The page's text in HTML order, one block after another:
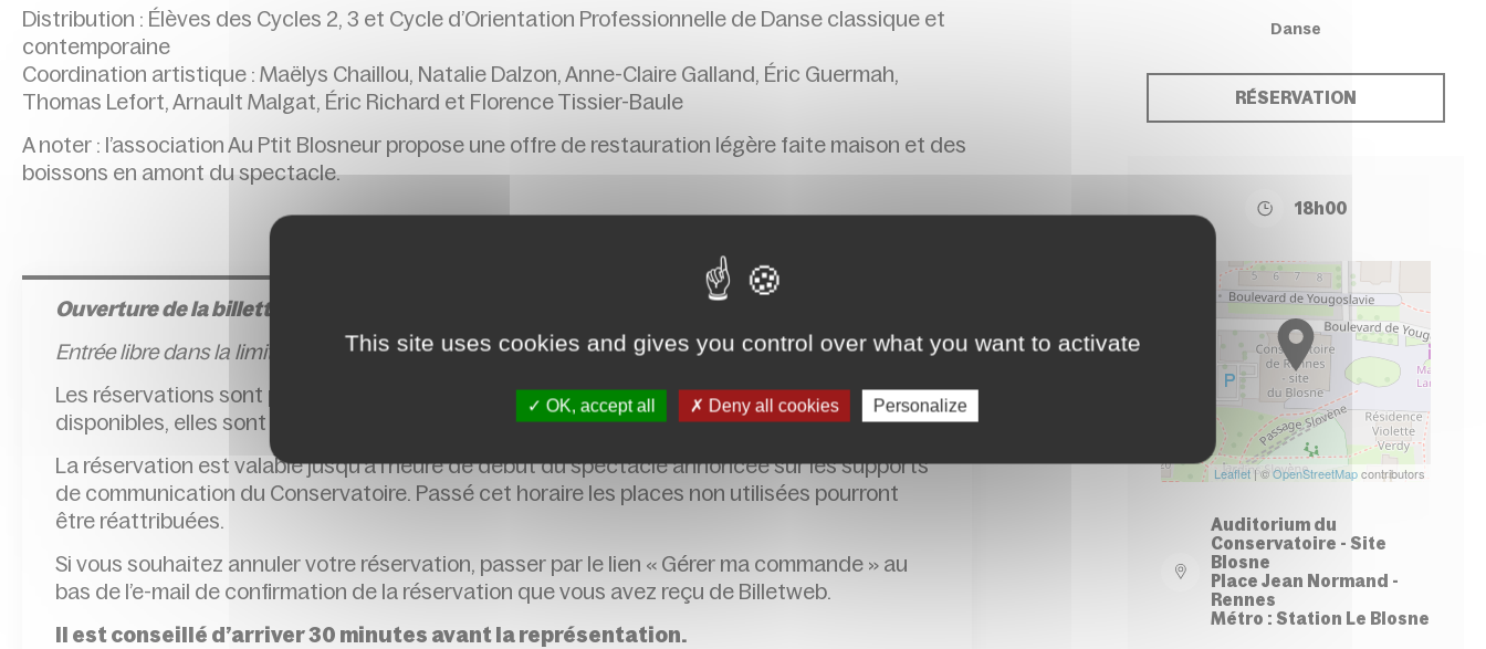
Distribution : Élèves des Cycles 2, 3 et Cycle d’Orientation Professionnelle de Danse classique et
contemporaine
Coordination artistique : Maëlys Chaillou, Natalie Dalzon, Anne-Claire Galland, Éric Guermah,
Thomas Lefort, Arnault Malgat, Éric Richard et Florence Tissier-Baule
A noter : l’association Au Ptit Blosneur propose une offre de restauration légère faite maison et des
boissons en amont du spectacle.
Ouverture de la billetterie en ligne le lundi 9 mars
Entrée libre dans la limite des places disponibles,réservation conseillée
Les réservations sont possibles jusqu’à l’heure du spectacle. Si des places restent
disponibles, elles sont délivrées sur place, à l’entrée du spectacle.
La réservation est valable jusqu’à l’heure de début du spectacle annoncée sur les supports
de communication du Conservatoire. Passé cet horaire les places non utilisées pourront
être réattribuées.
Si vous souhaitez annuler votre réservation, passer par le lien « Gérer ma commande » au
bas de l’e-mail de confirmation de la réservation que vous avez reçu de Billetweb.
Il est conseillé d’arriver 30 minutes avant la représentation.
Danse
RÉSERVATION
18h00
Leaflet| ©OpenStreetMapcontributors
Auditorium du
Conservatoire - Site
Blosne
Place Jean Normand -
Rennes
Métro : Station Le Blosne
This site uses cookies and gives you control over what you want to activate
OK, accept all Deny all cookies Personalize